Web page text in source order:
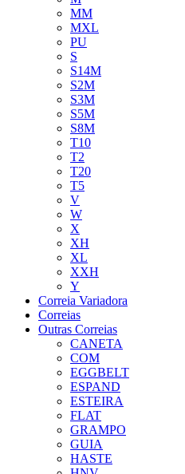
MM
MXL
PU
S
S14M
S2M
S3M
S5M
S8M
T10
T2
T20
T5
V
W
X
XH
XL
XXH
Y
Correia Variadora
Correias
Outras Correias
CANETA
COM
EGGBELT
ESPAND
ESTEIRA
FLAT
GRAMPO
GUIA
HASTE